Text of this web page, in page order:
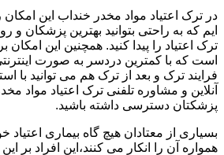
در ترک اعتیاد مواد مخدر خنداب این
ایم که به راحتی بتوانید بهترین پزشکان و
ترک اعتیاد را پیدا کنید. همچنین این
است که با کمترین دردسر به صورت
فرایند ترک و بعد از ترک هم می توانید با
آنلاین و مشاوره تلفنی ترک اعتیاد مواد
پزشکتان دسترسی داشته باشید.
بسیاری از معتادان هیچ گاه بیماری اعتیاد
همواره آن را انکار می کنند،این افراد بر